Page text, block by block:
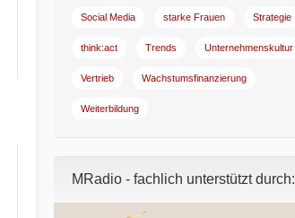
Social Media starke Frauen Strategie
think:act Trends Unternehmenskultur
Vertrieb Wachstumsfinanzierung
Weiterbildung
MRadio - fachlich unterstützt durch: